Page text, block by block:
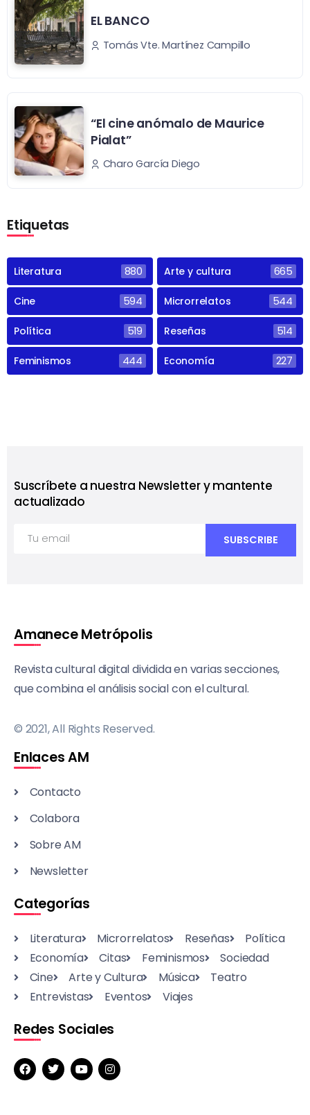
EL BANCO
Tomás Vte. Martínez Campillo
“El cine anómalo de Maurice
Pialat”
Charo García Diego
Etiquetas
Literatura 880 Arte y cultura 665
Cine 594 Microrrelatos 544
Política 519 Reseñas 514
Feminismos 444 Economía 227
Suscríbete a nuestra Newsletter y mantente
actualizado
Amanece Metrópolis
Revista cultural digital dividida en varias secciones,
que combina el análisis social con el cultural.
© 2021, All Rights Reserved.
Enlaces AM
Contacto
Colabora
Sobre AM
Newsletter
Categorías
Literatura Microrrelatos Reseñas
Política
Economía
Citas Feminismos
Sociedad
Cine
Arte y Cultura Música
Teatro
Entrevistas
Eventos Viajes
Redes Sociales